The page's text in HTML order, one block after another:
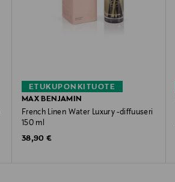
ETUKUPONKITUOTE
MAX BENJAMIN
French Linen Water Luxury -diffuuseri
150 ml
Original Price
38,90 €